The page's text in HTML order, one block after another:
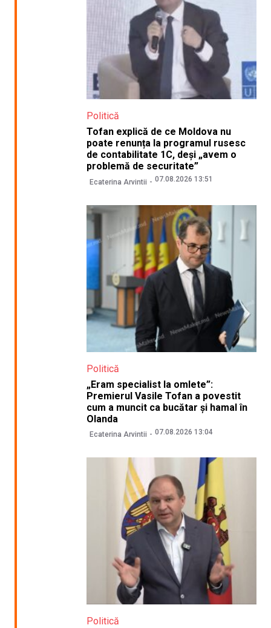
Politică
Tofan explică de ce Moldova nu
poate renunța la programul rusesc
de contabilitate 1C, deși „avem o
problemă de securitate”
Ecaterina Arvintii 07.08.2026 13:51
Politică
„Eram specialist la omlete”:
Premierul Vasile Tofan a povestit
cum a muncit ca bucătar și hamal în
Olanda
Ecaterina Arvintii 07.08.2026 13:04
Politică